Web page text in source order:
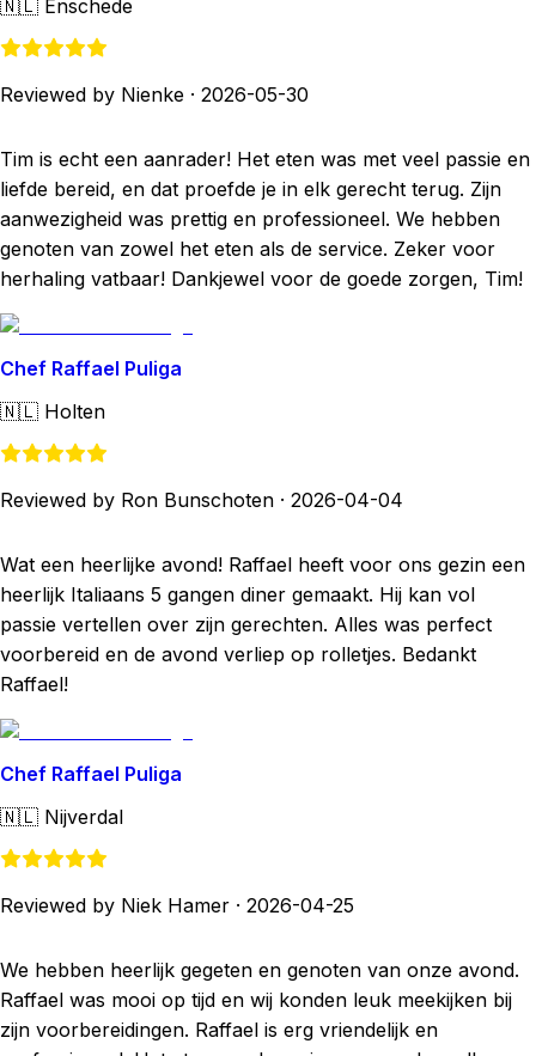
🇳🇱 Enschede
Reviewed by Nienke · 2026-05-30
Tim is echt een aanrader! Het eten was met veel passie en
liefde bereid, en dat proefde je in elk gerecht terug. Zijn
aanwezigheid was prettig en professioneel. We hebben
genoten van zowel het eten als de service. Zeker voor
herhaling vatbaar! Dankjewel voor de goede zorgen, Tim!
Chef Raffael Puliga
🇳🇱 Holten
Reviewed by Ron Bunschoten · 2026-04-04
Wat een heerlijke avond! Raffael heeft voor ons gezin een
heerlijk Italiaans 5 gangen diner gemaakt. Hij kan vol
passie vertellen over zijn gerechten. Alles was perfect
voorbereid en de avond verliep op rolletjes. Bedankt
Raffael!
Chef Raffael Puliga
🇳🇱 Nijverdal
Reviewed by Niek Hamer · 2026-04-25
We hebben heerlijk gegeten en genoten van onze avond.
Raffael was mooi op tijd en wij konden leuk meekijken bij
zijn voorbereidingen. Raffael is erg vriendelijk en